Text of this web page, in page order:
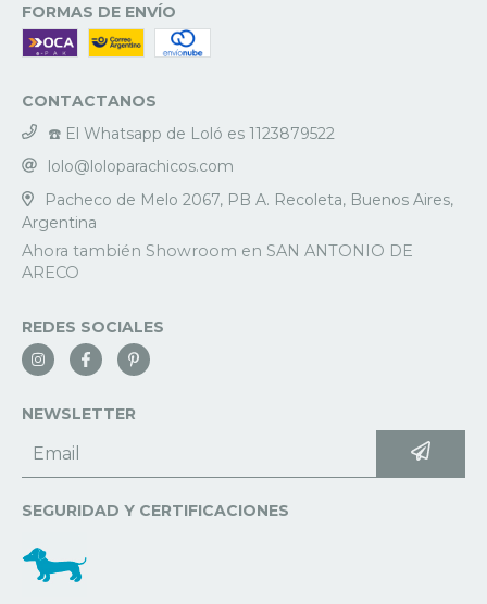
FORMAS DE ENVÍO
CONTACTANOS
☎️ El Whatsapp de Loló es 1123879522
lolo@loloparachicos.com
Pacheco de Melo 2067, PB A. Recoleta, Buenos Aires,
Argentina
REDES SOCIALES
NEWSLETTER
SEGURIDAD Y CERTIFICACIONES